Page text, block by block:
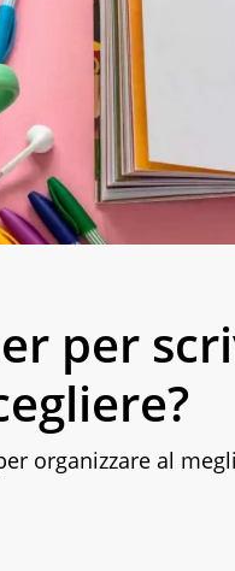
per
organizzare al